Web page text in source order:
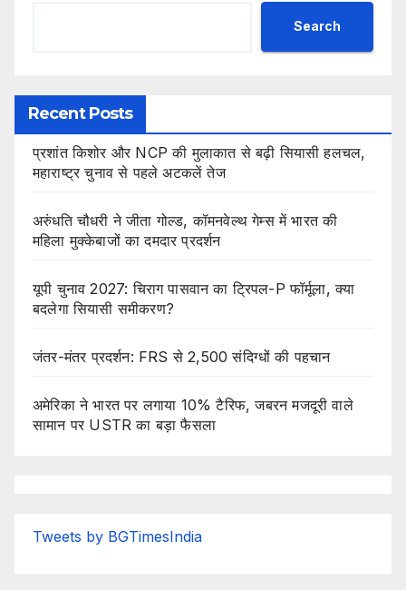
Search
Recent Posts
प्रशांत किशोर और NCP की मुलाकात से बढ़ी सियासी हलचल,
महाराष्ट्र चुनाव से पहले अटकलें तेज
अरुंधति चौधरी ने जीता गोल्ड, कॉमनवेल्थ गेम्स में भारत की
महिला मुक्केबाजों का दमदार प्रदर्शन
यूपी चुनाव 2027: चिराग पासवान का ट्रिपल-P फॉर्मूला, क्या
बदलेगा सियासी समीकरण?
जंतर-मंतर प्रदर्शन: FRS से 2,500 संदिग्धों की पहचान
अमेरिका ने भारत पर लगाया 10% टैरिफ, जबरन मजदूरी वाले
सामान पर USTR का बड़ा फैसला
Tweets by BGTimesIndia